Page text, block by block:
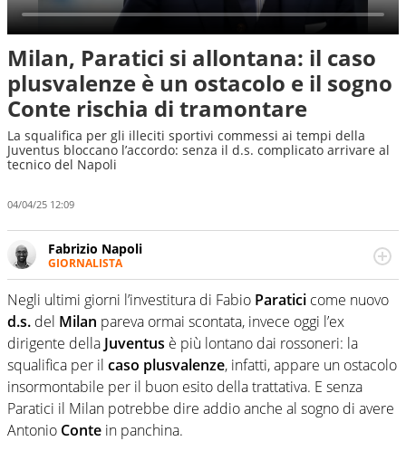
Milan, Paratici si allontana: il caso
plusvalenze è un ostacolo e il sogno
Conte rischia di tramontare
La squalifica per gli illeciti sportivi commessi ai tempi della
Juventus bloccano l’accordo: senza il d.s. complicato arrivare al
tecnico del Napoli
04/04/25 12:09
Fabrizio Napoli
GIORNALISTA
Giornalista professionista, per Virgilio Sport segue anche
il calcio ma è con la pallanuoto che esalta competenze e
passioni. Cura la comunicazione di HaBaWaBa, il più
grande festival di waterpolo per bambini al mondo
Negli ultimi giorni l’investitura di Fabio Paratici come nuovo
d.s. del Milan pareva ormai scontata, invece oggi l’ex
dirigente della Juventus è più lontano dai rossoneri: la
squalifica per il caso plusvalenze, infatti, appare un ostacolo
insormontabile per il buon esito della trattativa. E senza
Paratici il Milan potrebbe dire addio anche al sogno di avere
Antonio Conte in panchina.